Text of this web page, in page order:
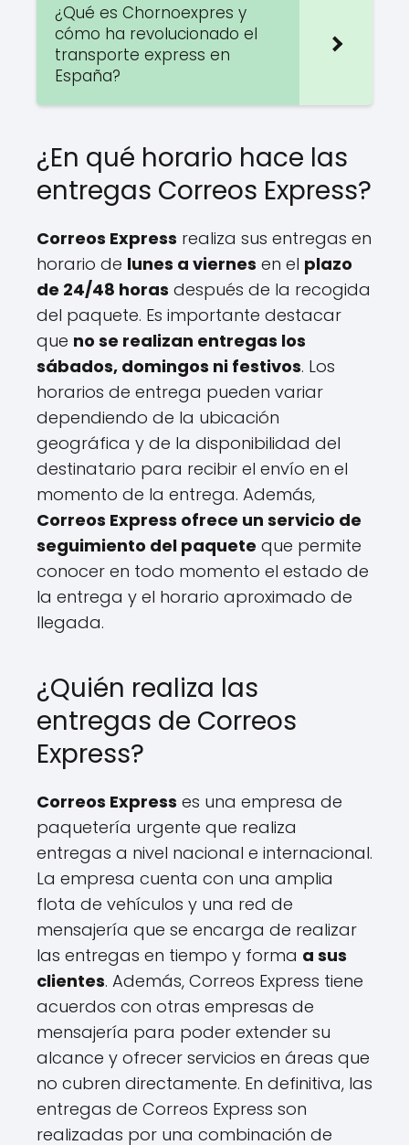
¿Qué es Chornoexpres y
cómo ha revolucionado el
transporte express en
España?
¿En qué horario hace las
entregas Correos Express?
Correos Express realiza sus entregas en
horario de lunes a viernes en el plazo
de 24/48 horas después de la recogida
del paquete. Es importante destacar
que no se realizan entregas los
sábados, domingos ni festivos. Los
horarios de entrega pueden variar
dependiendo de la ubicación
geográfica y de la disponibilidad del
destinatario para recibir el envío en el
momento de la entrega. Además,
Correos Express ofrece un servicio de
seguimiento del paquete que permite
conocer en todo momento el estado de
la entrega y el horario aproximado de
llegada.
¿Quién realiza las
entregas de Correos
Express?
Correos Express es una empresa de
paquetería urgente que realiza
entregas a nivel nacional e internacional.
La empresa cuenta con una amplia
flota de vehículos y una red de
mensajería que se encarga de realizar
las entregas en tiempo y forma a sus
clientes. Además, Correos Express tiene
acuerdos con otras empresas de
mensajería para poder extender su
alcance y ofrecer servicios en áreas que
no cubren directamente. En definitiva, las
entregas de Correos Express son
realizadas por una combinación de